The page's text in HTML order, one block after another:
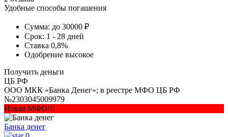
Удобные способы погашения
Сумма: до 30000 ₽
Срок: 1 - 28 дней
Ставка 0,8%
Одобрение высокое
Получить деньги
ЦБ РФ
ООО МКК «Банка Денег»; в реестре МФО ЦБ РФ
№2303045009979
Новая МФО!!!
Банка денег